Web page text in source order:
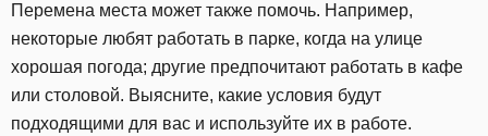
Перемена места может также помочь. Например,
некоторые любят работать в парке, когда на улице
хорошая погода; другие предпочитают работать в кафе
или столовой. Выясните, какие условия будут
подходящими для вас и используйте их в работе.